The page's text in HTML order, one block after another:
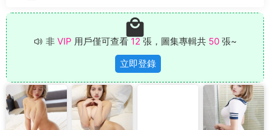
非 VIP 用戶僅可查看 12 張，圖集專輯共 50張~
立即登錄